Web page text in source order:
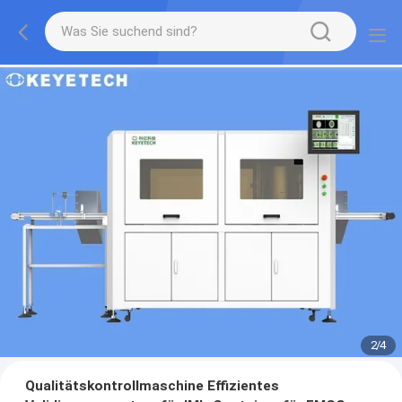
2/4
Qualitätskontrollmaschine Effizientes